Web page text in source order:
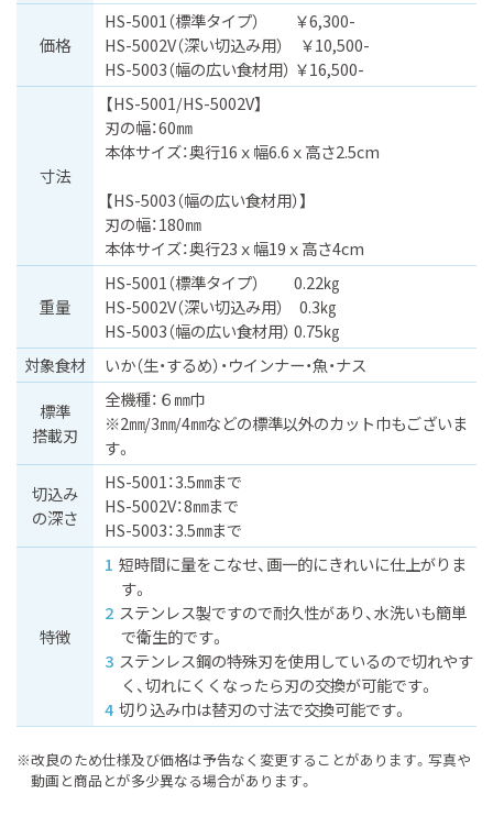
価格
HS-5001（標準タイプ） ￥6,300-
HS-5002V（深い切込み用） ￥10,500-
HS-5003（幅の広い食材用） ￥16,500-
⼨法
【HS-5001/HS-5002V】
刃の幅：60㎜
本体サイズ：奥行16ｘ幅6.6ｘ高さ2.5cm
【HS-5003（幅の広い食材用）】
刃の幅：180㎜
本体サイズ：奥行23ｘ幅19ｘ高さ4cm
重量
HS-5001（標準タイプ） 0.22㎏
HS-5002V（深い切込み用） 0.3㎏
HS-5003（幅の広い食材用） 0.75㎏
対象食材
いか（⽣・するめ） ウインナー ⿂ ナス
標準
搭載刃
全機種：６㎜巾
※2㎜/3㎜/4㎜などの標準以外のカット巾もございま
す。
切込み
の深さ
HS-5001：3.5㎜まで
HS-5002V：8㎜まで
HS-5003：3.5㎜まで
特徴
短時間に量をこなせ、画一的にきれいに仕上がりま
す。
ステンレス製ですので耐久性があり、水洗いも簡単
で衛生的です。
ステンレス鋼の特殊刃を使用しているので切れやす
く、切れにくくなったら刃の交換が可能です。
切り込み巾は替刃の寸法で交換可能です。
※改良のため仕様及び価格は予告なく変更することがあります。 写真や
動画と商品とが多少異なる場合があります。